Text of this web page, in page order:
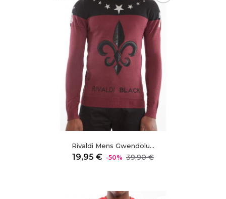
Rivaldi Mens Gwendolu...
19,95 € Precio
-50% 39,90 €Precio